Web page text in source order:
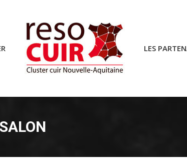
LES
LES